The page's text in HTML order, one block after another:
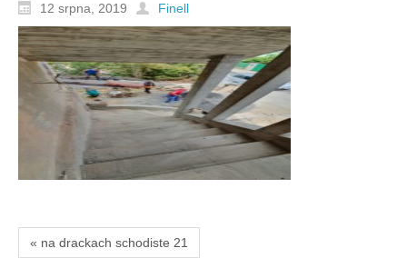
12 srpna, 2019 Finell
« na drackach schodiste 21